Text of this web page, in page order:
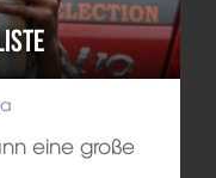
eine große